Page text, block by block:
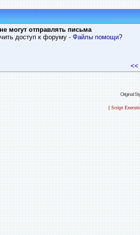
могут отправлять письма
доступ к форуму - Файлы помощи?
<<
Original
[ Script